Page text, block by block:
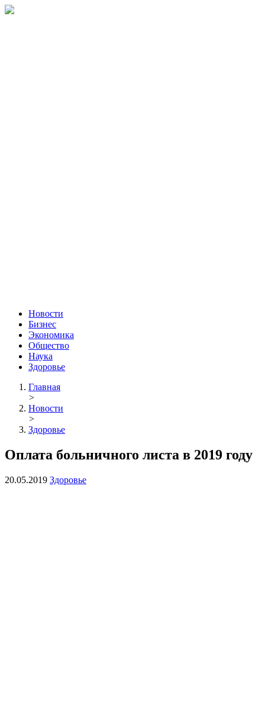
Новости
Бизнес
Экономика
Общество
Наука
Здоровье
Главная
>
Новости
>
Здоровье
Оплата больничного листа в 2019 году
20.05.2019 Здоровье